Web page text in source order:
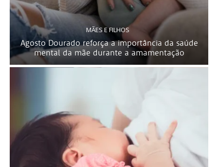
MÃES E FILHOS
Agosto Dourado reforça a importância da saúde
mental da mãe durante a amamentação